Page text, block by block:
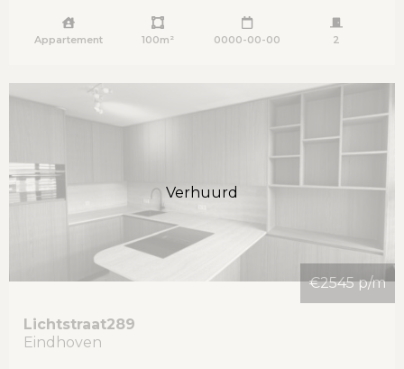
Appartement 100m² 0000-00-00 2
Verhuurd
€2545 p/m
Lichtstraat289
Eindhoven